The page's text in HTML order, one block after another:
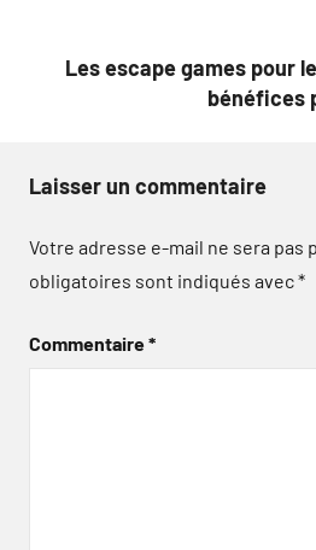
Les escape games pour
bénéfices
Laisser un commentaire
Votre adresse e-mail ne sera pas
obligatoires sont indiqués avec*
Commentaire*